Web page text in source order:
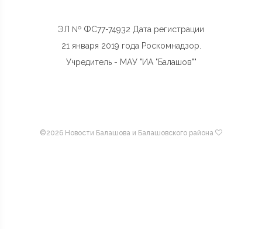
ЭЛ № ФС77-74932 Дата регистрации
21 января 2019 года Роскомнадзор.
Учредитель - МАУ "ИА "Балашов""
©2026 Новости Балашова и Балашовского района